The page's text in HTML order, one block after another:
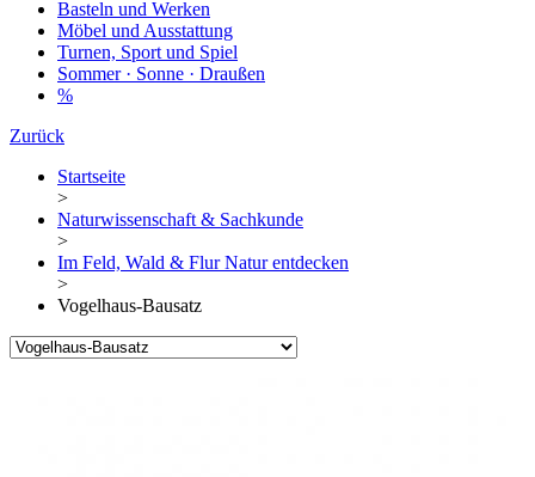
Basteln und Werken
Möbel und Ausstattung
Turnen, Sport und Spiel
Sommer · Sonne · Draußen
%
Zurück
Startseite
>
Naturwissenschaft & Sachkunde
>
Im Feld, Wald & Flur Natur entdecken
>
Vogelhaus-Bausatz